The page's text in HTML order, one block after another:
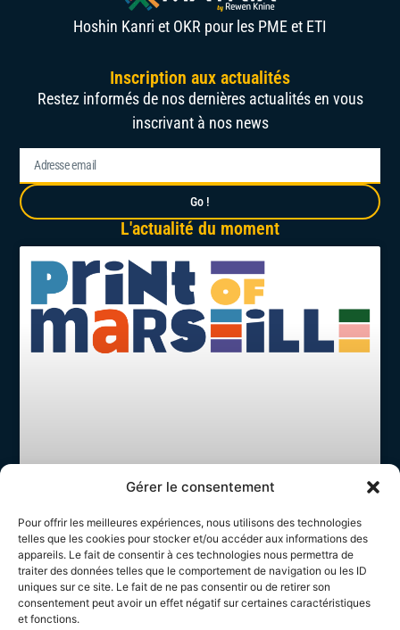
Gérer le consentement
Pour offrir les meilleures expériences, nous utilisons des technologies
telles que les cookies pour stocker et/ou accéder aux informations des
appareils. Le fait de consentir à ces technologies nous permettra de
traiter des données telles que le comportement de navigation ou les ID
uniques sur ce site. Le fait de ne pas consentir ou de retirer son
consentement peut avoir un effet négatif sur certaines caractéristiques
et fonctions.
Hoshin Kanri et OKR pour les PME et ETI
Inscription aux actualités
Restez informés de nos dernières actualités en vous
inscrivant à nos news
Go !
L'actualité du moment
Print of Marseille : Partenaire
privilégié
Un partenariat fondé sur l’exigence et l’innovation Dans le